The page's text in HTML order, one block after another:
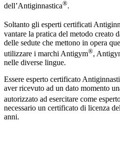
dell’Antiginnastica®.
Soltanto gli esperti certificati
vantare la pratica del metodo creato
delle sedute che mettono in opera
utilizzare i marchi Antigym®,
nelle diverse lingue.
Essere esperto certificato
aver ricevuto ad un dato momento
autorizzato ad esercitare come
necessario un certificato di licenza
anni.